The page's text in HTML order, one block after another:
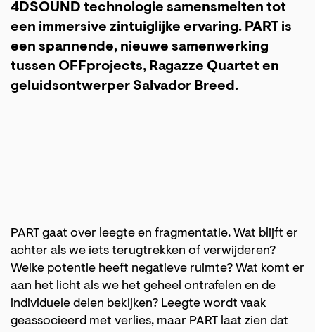
4DSOUND technologie samensmelten tot
een immersive zintuiglijke ervaring. PART is
een spannende, nieuwe samenwerking
tussen OFFprojects, Ragazze Quartet en
geluidsontwerper Salvador Breed.
PART gaat over leegte en fragmentatie. Wat blijft er
achter als we iets terugtrekken of verwijderen?
Welke potentie heeft negatieve ruimte? Wat komt er
aan het licht als we het geheel ontrafelen en de
individuele delen bekijken? Leegte wordt vaak
geassocieerd met verlies, maar PART laat zien dat